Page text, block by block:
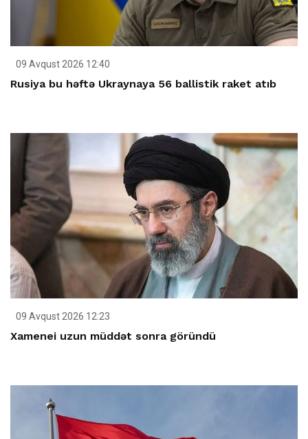
09 Avqust 2026 12:40
Rusiya bu həftə Ukraynaya 56 ballistik raket atıb
09 Avqust 2026 12:23
Xamenei uzun müddət sonra göründü